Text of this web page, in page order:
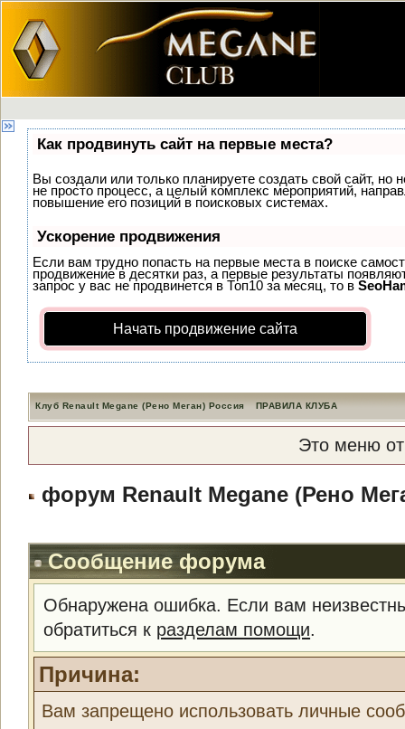
Как продвинуть сайт на первые места?
Вы создали или только планируете создать свой сайт, но
не просто процесс, а целый комплекс мероприятий,
повышение его позиций в поисковых системах.
Ускорение продвижения
Если вам трудно попасть на первые места в поиске
продвижение в десятки раз, а первые результаты
запрос у вас не продвинется в Топ10 за месяц, то в
Начать продвижение сайта
Клуб Renault Megane (Рено Меган) Россия ПРАВИЛА КЛУБА
Это меню
форум Renault Megane (Рено
Сообщение форума
Обнаружена ошибка. Если вам
обратиться к разделам помощи.
Причина:
Вам запрещено использовать личные